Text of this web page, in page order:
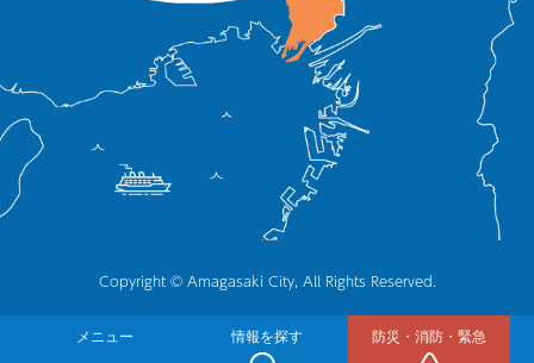
メニュー 情報を探す 防災・消防・緊急
Copyright © Amagasaki City, All Rights Reserved.